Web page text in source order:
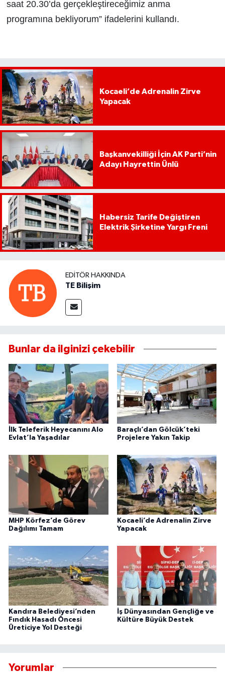
saat 20.30’da gerçekleştireceğimiz anma
programına bekliyorum” ifadelerini kullandı.
Kocaeli’de Adrenalin Zirve
Yapacak
Başkanvekilliği İçin AK Parti’nin
Adayı Hayrettin Ünlü
Habersiz Tarife Değiştiren
Elektrik Şirketine Yargı Freni
EDITÖR HAKKINDA
TE Bilişim
Bunlar da ilginizi çekebilir
İlk Teleferik Heyecanını Alo
Evlat’la Yaşadılar
Baraçlı’dan Gölcük’teki
Projelere Yakın Takip
MHP Körfez’de Görev
Dağılımı Tamam
Kocaeli’de Adrenalin Zirve
Yapacak
Kandıra Belediyesi’nden
Fındık Hasadı Öncesi
Üreticiye Yol Desteği
İş Dünyasından Gençliğe ve
Kültüre Büyük Destek
Yorumlar